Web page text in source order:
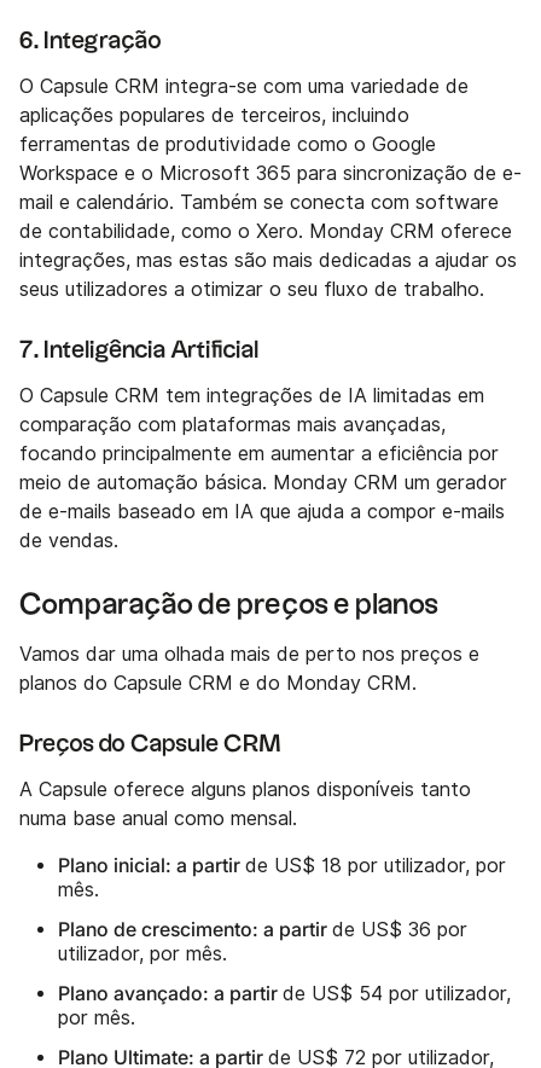
6. Integração
O Capsule CRM integra-se com uma variedade de
aplicações populares de terceiros, incluindo
ferramentas de produtividade como o Google
Workspace e o Microsoft 365 para sincronização de e-
mail e calendário. Também se conecta com software
de contabilidade, como o Xero. Monday CRM oferece
integrações, mas estas são mais dedicadas a ajudar os
seus utilizadores a otimizar o seu fluxo de trabalho.
7. Inteligência Artificial
O Capsule CRM tem integrações de IA limitadas em
comparação com plataformas mais avançadas,
focando principalmente em aumentar a eficiência por
meio de automação básica. Monday CRM um gerador
de e-mails baseado em IA que ajuda a compor e-mails
de vendas.
Comparação de preços e planos
Vamos dar uma olhada mais de perto nos preços e
planos do Capsule CRM e do Monday CRM.
Preços do Capsule CRM
A Capsule oferece alguns planos disponíveis tanto
numa base anual como mensal.
Plano inicial: a partir de US$ 18 por utilizador, por
mês.
Plano de crescimento: a partir de US$ 36 por
utilizador, por mês.
Plano avançado: a partir de US$ 54 por utilizador,
por mês.
Plano Ultimate: a partir de US$ 72 por utilizador,